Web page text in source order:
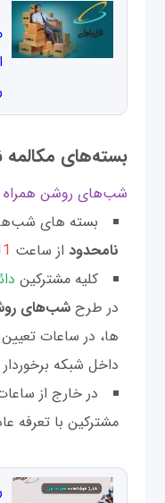
بسته‌های مکالمه
شب‌های روشن همراه
بسته های
نامحدود از ساعت 11 شب
کلیه مشترکین
در طرح شب‌های
ها، در ساعات
داخل شبکه
در خارج از
مشتركين با تعرفه